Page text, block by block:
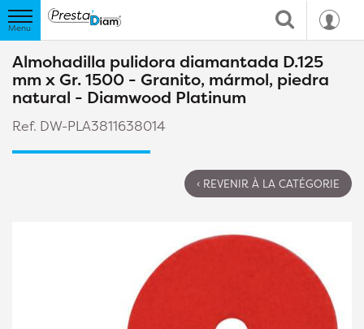
Almohadilla pulidora diamantada D.125
mm x Gr. 1500 - Granito, mármol, piedra
natural - Diamwood Platinum
Ref. DW-PLA3811638014
‹ REVENIR À LA CATÉGORIE